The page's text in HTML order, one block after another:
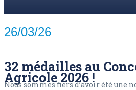
26/03/26
32 médailles au
Agricole 2026 !
Nous sommes fiers d’avoir été une